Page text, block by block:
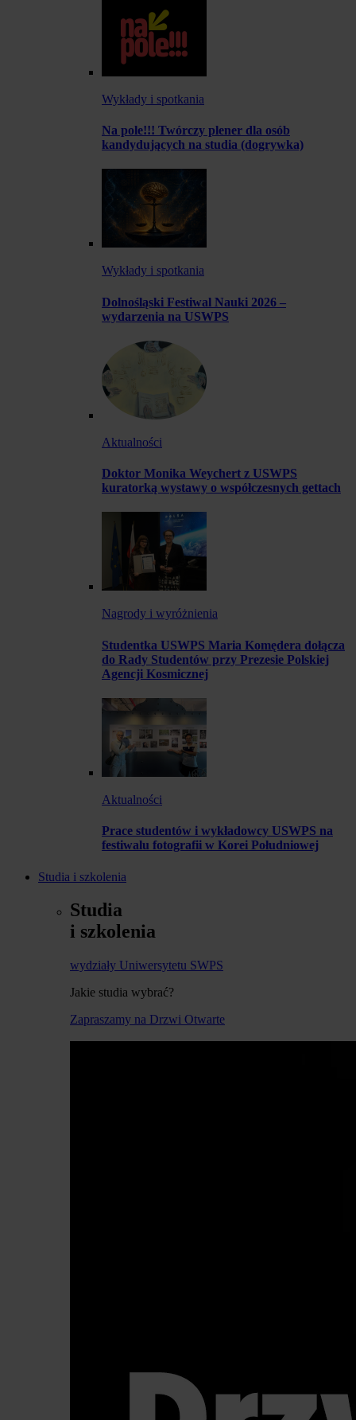
Wykłady i spotkania
Na pole!!! Twórczy plener dla osób
kandydujących na studia (dogrywka)
Wykłady i spotkania
Dolnośląski Festiwal Nauki 2026 –
wydarzenia na USWPS
Aktualności
Doktor Monika Weychert z USWPS
kuratorką wystawy o współczesnych gettach
Nagrody i wyróżnienia
Studentka USWPS Maria Komędera dołącza
do Rady Studentów przy Prezesie Polskiej
Agencji Kosmicznej
Aktualności
Prace studentów i wykładowcy USWPS na
festiwalu fotografii w Korei Południowej
Studia i szkolenia
Studia
i szkolenia
wydziały Uniwersytetu SWPS
Jakie studia wybrać?
Zapraszamy na Drzwi Otwarte